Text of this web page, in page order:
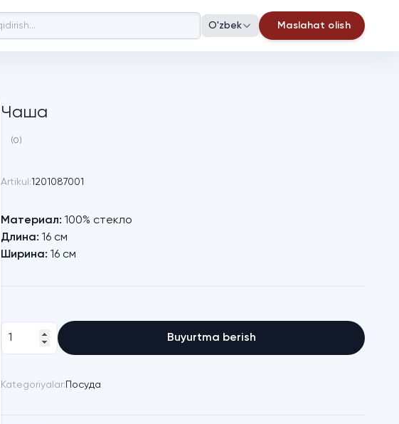
O'zbek Maslahat olish
Чаша
(0)
Artikul:1201087001
Материал: 100% стекло
Длина: 16 см
Ширина: 16 см
Buyurtma berish
Kategoriyalar: Посуда